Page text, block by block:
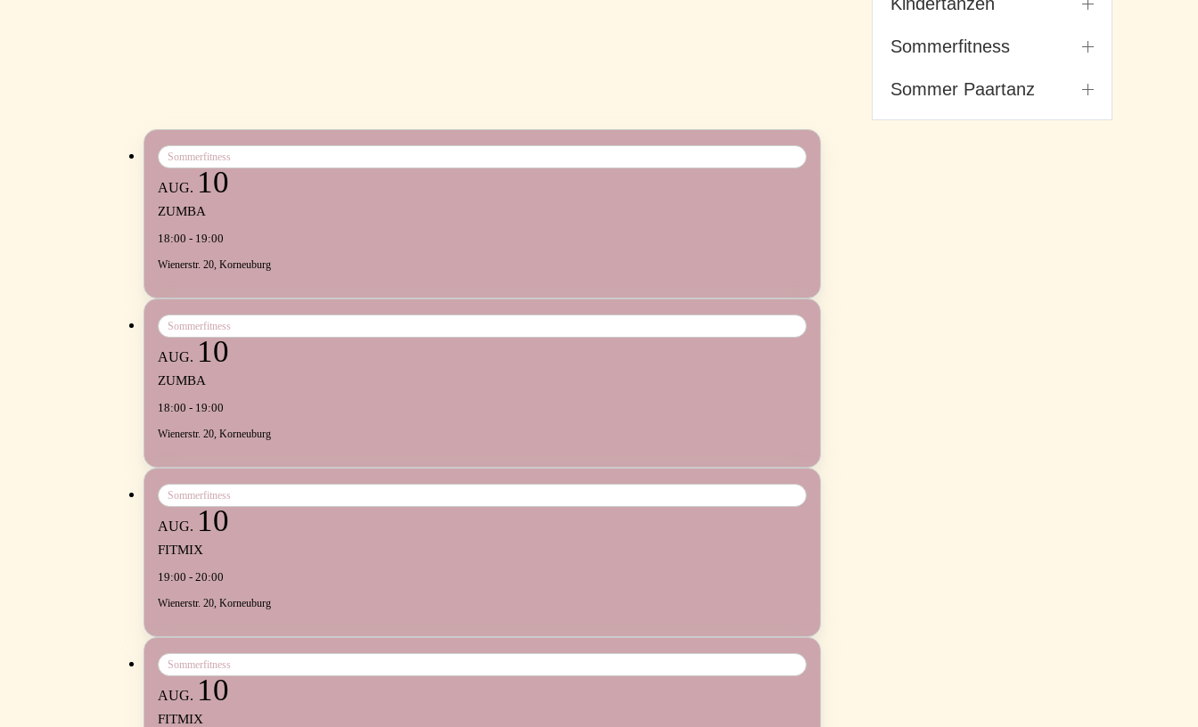
Sommerfitness
AUG. 10
ZUMBA
18:00 - 19:00
Wienerstr. 20, Korneuburg
Sommerfitness
AUG. 10
ZUMBA
18:00 - 19:00
Wienerstr. 20, Korneuburg
Sommerfitness
AUG. 10
FITMIX
19:00 - 20:00
Wienerstr. 20, Korneuburg
Sommerfitness
AUG. 10
FITMIX
Sommerfitness
Sommer Paartanz